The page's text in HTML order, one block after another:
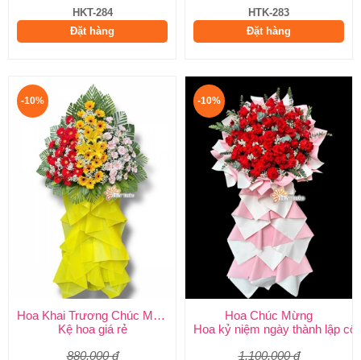
HKT-284
Đặt hàng
HTK-283
Đặt hàng
-10%
Hoa Khai Trương Chúc Mừng
Kệ hoa giá rẻ
880.000 đ
-10%
Hoa Chúc Mừng
Hoa kỷ niệm ngày thành lập
1.100.000 đ